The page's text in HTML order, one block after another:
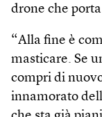
drone che
“Alla fine è
masticare. Se
compri di
innamorato